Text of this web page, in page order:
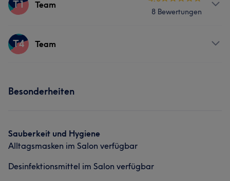
T1 Team
8 Bewertungen
Services
T4 Team
Besonderheiten
Sauberkeit und Hygiene
Alltagsmasken im Salon verfügbar
Desinfektionsmittel im Salon verfügbar